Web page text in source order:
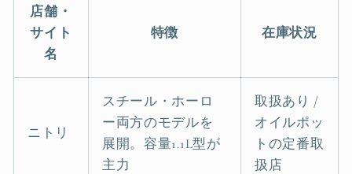
店舗・
サイト
名
特徴 在庫状況
ニトリ
スチール・ホーロ
ー両方のモデルを
展開。容量1.1L型が
主力
取扱あり /
オイルポッ
トの定番取
扱店